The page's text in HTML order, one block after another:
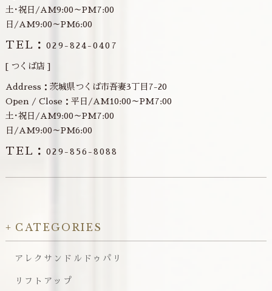
土･祝日/AM9:00～PM7:00
日/AM9:00～PM6:00
TEL：029-824-0407
[ つくば店 ]
Address：茨城県つくば市吾妻3丁目7-20
Open / Close：平日/AM10:00～PM7:00
土･祝日/AM9:00～PM7:00
日/AM9:00～PM6:00
TEL：029-856-8088
CATEGORIES
アレクサンドルドゥパリ
リフトアップ